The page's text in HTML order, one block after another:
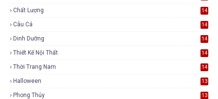
Chất Lượng 14
Câu Cá 14
Dinh Dưỡng 14
Thiết Kế Nội Thất 14
Thời Trang Nam 14
Halloween 13
Phong Thủy 13